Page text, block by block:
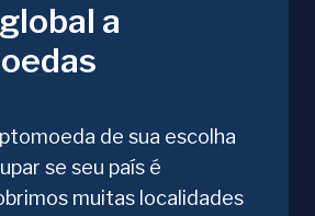
a
de sua escolha
se seu país é
muitas localidades